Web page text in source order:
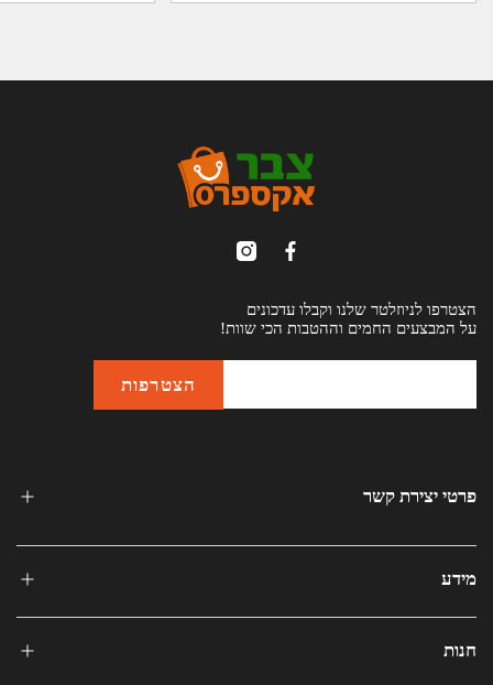
הצטרפו לניוזלטר שלנו וקבלו עדכונים
על המבצעים החמים וההטבות הכי שוות!
פרטי יצירת קשר
מידע
חנות